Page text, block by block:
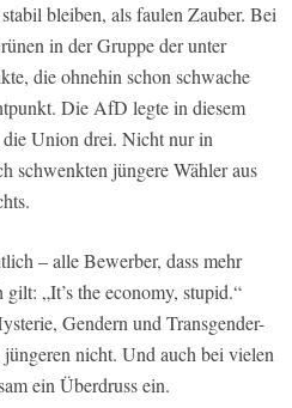
bleiben, als faulen Zauber. Bei
in der Gruppe der unter
die ohnehin schon schwache
Die AfD legte in diesem
die Union drei. Nicht nur in
schwenkten jüngere Wähler aus
– alle Bewerber, dass mehr
„It’s the economy, stupid.“
Gendern und Transgender-
nicht. Und auch bei vielen
ein Überdruss ein.